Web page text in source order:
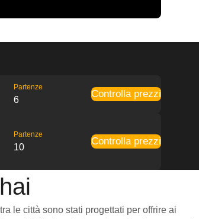
Partenze
6
Controlla prezzi
Partenze
10
Controlla prezzi
le città sono stati progettati per offrire ai